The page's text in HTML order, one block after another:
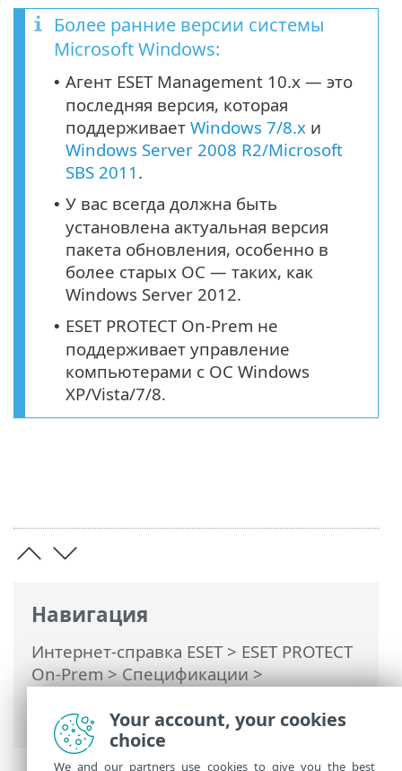
Навигация
Интернет-справка ESET> ESET PROTECT
On-Prem>Спецификации>
системы
> Windows
Более ранние версии системы
Microsoft Windows:
• Агент ESET Management 10.x — это
последняя версия, которая
поддерживает Windows 7/8.x и
Windows Server 2008 R2/Microsoft
SBS 2011 .
• У вас всегда должна быть
установлена актуальная версия
пакета обновления, особенно в
более старых ОС — таких, как
Windows Server 2012.
• ESET PROTECT On-Prem не
поддерживает управление
компьютерами с ОС Windows
XP/Vista/7/8.
Your account, your cookies
choice
We and our partners use cookies to give you the best